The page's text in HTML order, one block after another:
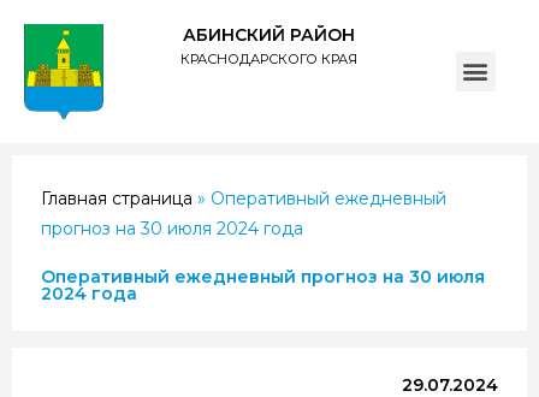
АБИНСКИЙ РАЙОН
КРАСНОДАРСКОГО КРАЯ
Главная страница » Оперативный ежедневный
прогноз на 30 июля 2024 года
Оперативный ежедневный прогноз на 30 июля
2024 года
29.07.2024